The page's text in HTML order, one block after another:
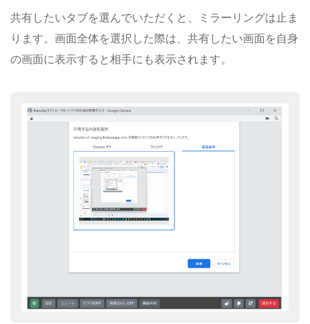
共有したいタブを選んでいただくと、ミラーリングは止ま
ります。画面全体を選択した際は、共有したい画面を自身
の画面に表示すると相手にも表示されます。